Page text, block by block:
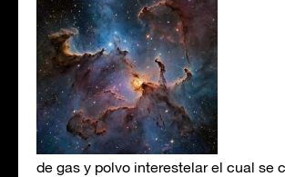
de gas y polvo interestelar el cual se